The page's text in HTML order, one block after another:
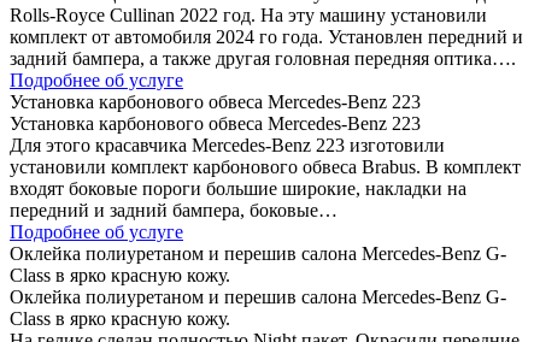
Rolls-Royce Cullinan 2022 год. На эту машину установили
комплект от автомобиля 2024 го года. Установлен передний и
задний бампера, а также другая головная передняя оптика….
Подробнее об услуге
Установка карбонового обвеса Mercedes-Benz 223
Установка карбонового обвеса Mercedes-Benz 223
Для этого красавчика Mercedes-Benz 223 изготовили
установили комплект карбонового обвеса Brabus. В комплект
входят боковые пороги большие широкие, накладки на
передний и задний бампера, боковые…
Подробнее об услуге
Оклейка полиуретаном и перешив салона Mercedes-Benz G-
Class в ярко красную кожу.
Оклейка полиуретаном и перешив салона Mercedes-Benz G-
Class в ярко красную кожу.